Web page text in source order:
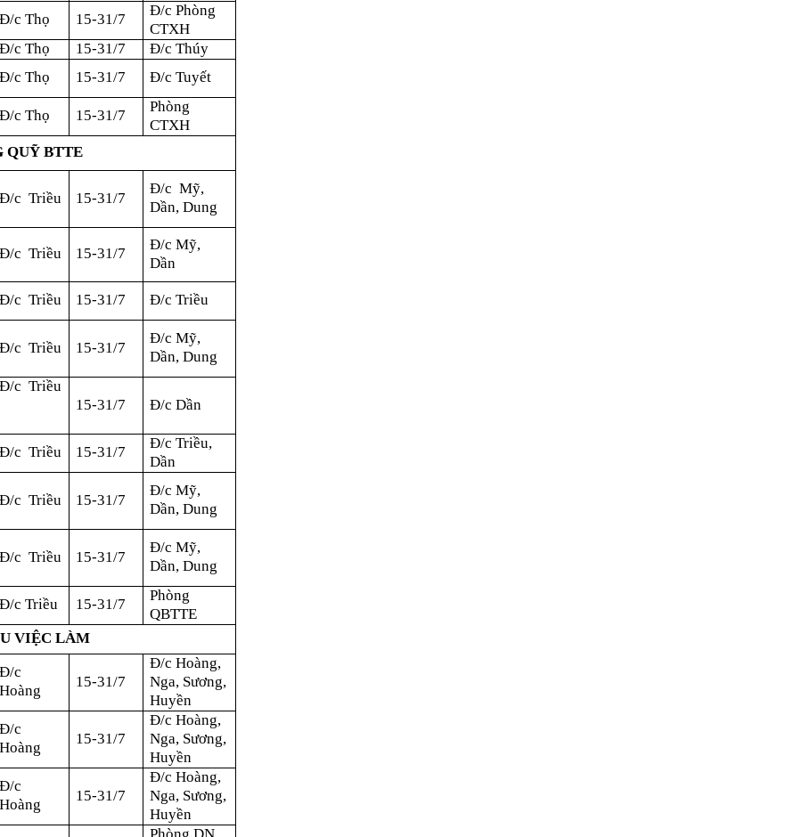
Đ/c Thọ 15-31/7
Đ/c Phòng
CTXH
Đ/c Thọ 15-31/7
Đ/c Thúy
Đ/c Thọ 15-31/7 Đ/c Tuyết
Đ/c Thọ 15-31/7
Phòng
CTXH
QUỸ BTTE
Đ/c Triều 15-31/7
Đ/c Mỹ,
Dần, Dung
Đ/c Triều 15-31/7
Đ/c Mỹ,
Dần
Đ/c Triều 15-31/7 Đ/c Triều
Đ/c Triều 15-31/7
Đ/c Mỹ,
Dần, Dung
Đ/c Triều
15-31/7
Đ/c Dần
Đ/c Triều 15-31/7
Đ/c Triều,
Dần
Đ/c Triều 15-31/7
Đ/c Mỹ,
Dần, Dung
Đ/c Triều 15-31/7
Đ/c Mỹ,
Dần, Dung
Đ/c Triều 15-31/7
Phòng
QBTTE
VIỆC LÀM
Đ/c
Hoàng
15-31/7
Đ/c Hoàng,
Nga, Sương,
Huyền
Đ/c
Hoàng
15-31/7
Đ/c Hoàng,
Nga, Sương,
Huyền
Đ/c
Hoàng
15-31/7
Đ/c Hoàng,
Nga, Sương,
Huyền